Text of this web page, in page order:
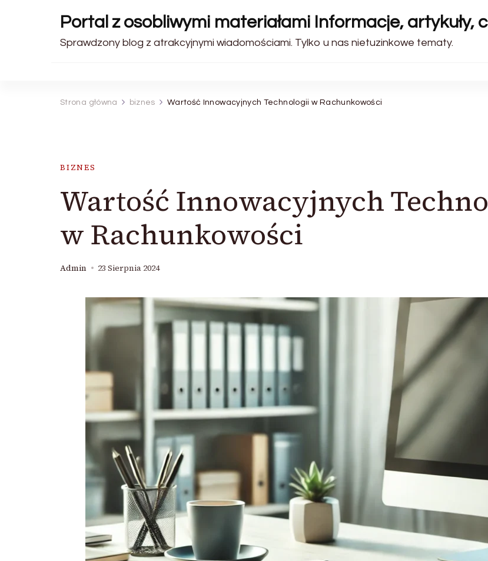
Portal z osobliwymi materiałami Informacje, artykuły,
Sprawdzony blog z atrakcyjnymi wiadomościami. Tylko u nas nietuzinkowe tematy.
Strona główna biznes Wartość Innowacyjnych Technologii w Rachunkowości
BIZNES
Wartość Innowacyjnych
w Rachunkowości
Admin 23 Sierpnia 2024